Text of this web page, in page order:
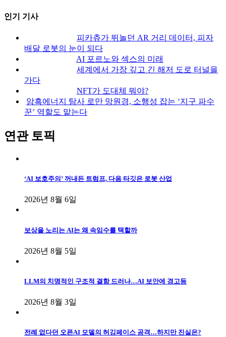
인기 기사
피카츄가 뛰놀던 AR 거리 데이터, 피자
배달 로봇의 눈이 되다
AI 포르노와 섹스의 미래
세계에서 가장 깊고 긴 해저 도로 터널을
가다
NFT가 도대체 뭐야?
암흑에너지 탐사 로만 망원경, 소행성 잡는 ‘지구 파수
꾼’ 역할도 맡는다
연관 토픽
‘AI 보호주의’ 꺼내든 트럼프, 다음 타깃은 로봇 산업
2026년 8월 6일
보상을 노리는 AI는 왜 속임수를 택할까
2026년 8월 5일
LLM의 치명적인 구조적 결함 드러나…AI 보안에 경고등
2026년 8월 3일
전례 없다던 오픈AI 모델의 허깅페이스 공격…하지만 진실은?